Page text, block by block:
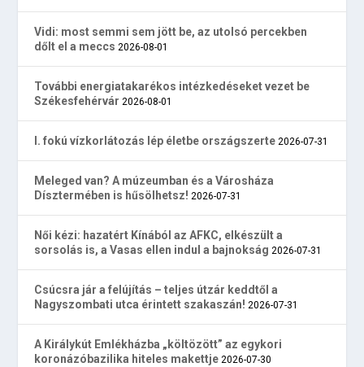
Vidi: most semmi sem jött be, az utolsó percekben
dőlt el a meccs 2026-08-01
További energiatakarékos intézkedéseket vezet be
Székesfehérvár 2026-08-01
I. fokú vízkorlátozás lép életbe országszerte 2026-07-31
Meleged van? A múzeumban és a Városháza
Dísztermében is hűsölhetsz! 2026-07-31
Női kézi: hazatért Kínából az AFKC, elkészült a
sorsolás is, a Vasas ellen indul a bajnokság 2026-07-31
Csúcsra jár a felújítás – teljes útzár keddtől a
Nagyszombati utca érintett szakaszán! 2026-07-31
A Királykút Emlékházba „költözött” az egykori
koronázóbazilika hiteles makettje 2026-07-30